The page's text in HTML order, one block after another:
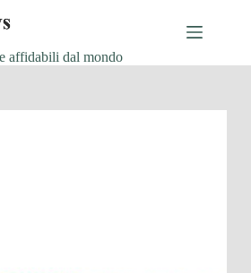
affidabili dal mondo